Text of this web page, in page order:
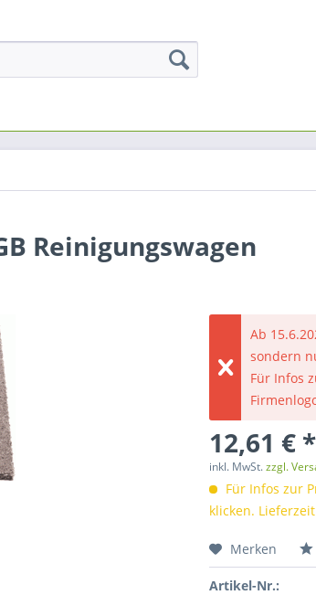
Reinigungswagen
Ab
sondern
Für Infos
12,61 € *
inkl. MwSt.zzgl.
Für Infos zur
klicken.
Merken
Artikel-Nr.: